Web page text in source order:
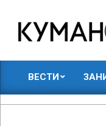
content
ВЕСТИ